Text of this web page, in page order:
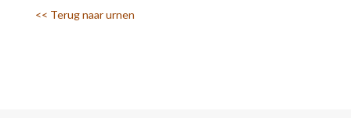
<< Terug naar urnen